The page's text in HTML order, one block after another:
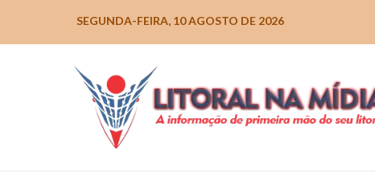
SEGUNDA-FEIRA, 10 AGOSTO DE 2026